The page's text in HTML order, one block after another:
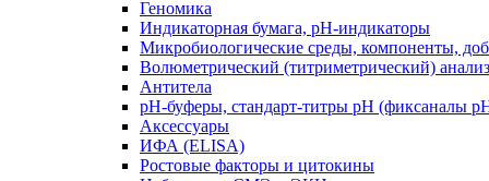
Геномика
Индикаторная бумага, рН-индикаторы
Микробиологические среды, компоненты,
Волюметрический (титриметрический)
Антитела
pH-буферы, стандарт-титры pH (фиксаналы
Аксессуары
ИФА (ELISA)
Ростовые факторы и цитокины